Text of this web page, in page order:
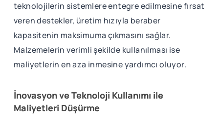
teknolojilerin sistemlere entegre edilmesine fırsat
veren destekler, üretim hızıyla beraber
kapasitenin maksimuma çıkmasını sağlar.
Malzemelerin verimli şekilde kullanılması ise
maliyetlerin en aza inmesine yardımcı oluyor.
İnovasyon ve Teknoloji Kullanımı ile
Maliyetleri Düşürme